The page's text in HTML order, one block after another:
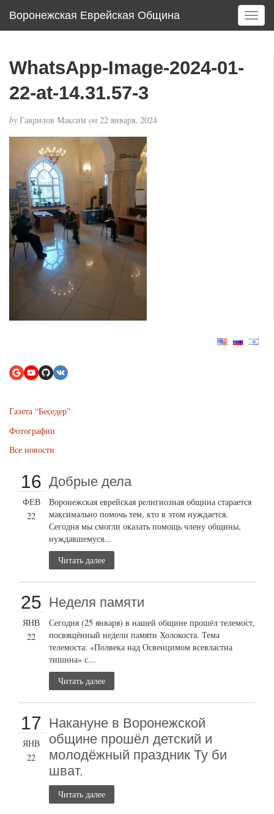
Воронежская Еврейская Община
T
o
WhatsApp-Image-2024-01-
22-at-14.31.57-3
by Гаврилов Максим on 22 января, 2024
Газета “Беседер”
Фотографии
Все новости
16
ФЕВ
22
Добрые дела
Воронежская еврейская религиозная община старается
максимально помочь тем, кто в этом нуждается.
Сегодня мы смогли оказать помощь члену общины,
нуждавшемуся...
Читать далее
25
ЯНВ
22
Неделя памяти
Сегодня (25 января) в нашей общине прошёл телемост,
посвящённый недели памяти Холокоста. Тема
телемоста: «Полвека над Освенцимом всевластна
тишина» с...
Читать далее
17
ЯНВ
22
Накануне в Воронежской
общине прошёл детский и
молодёжный праздник Ту би
шват.
Читать далее